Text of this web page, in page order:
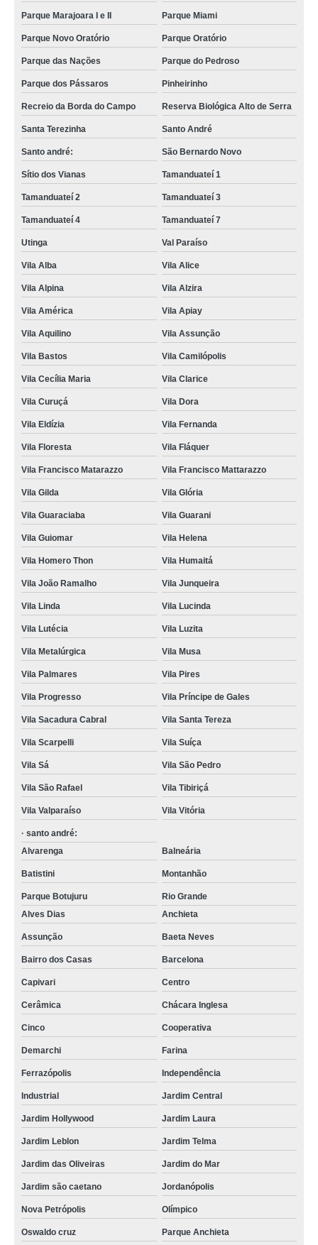
Parque Marajoara I e II Parque Miami
Parque Novo Oratório Parque Oratório
Parque das Nações Parque do Pedroso
Parque dos Pássaros Pinheirinho
Recreio da Borda do Campo Reserva Biológica Alto de Serra
Santa Terezinha Santo André
Santo andré: São Bernardo Novo
Sítio dos Vianas Tamanduateí 1
Tamanduateí 2 Tamanduateí 3
Tamanduateí 4 Tamanduateí 7
Utinga Val Paraíso
Vila Alba Vila Alice
Vila Alpina Vila Alzira
Vila América Vila Apiay
Vila Aquilino Vila Assunção
Vila Bastos Vila Camilópolis
Vila Cecília Maria Vila Clarice
Vila Curuçá Vila Dora
Vila Eldízia Vila Fernanda
Vila Floresta Vila Fláquer
Vila Francisco Matarazzo Vila Francisco Mattarazzo
Vila Gilda Vila Glória
Vila Guaraciaba Vila Guarani
Vila Guiomar Vila Helena
Vila Homero Thon Vila Humaitá
Vila João Ramalho Vila Junqueira
Vila Linda Vila Lucinda
Vila Lutécia Vila Luzita
Vila Metalúrgica Vila Musa
Vila Palmares Vila Pires
Vila Progresso Vila Príncipe de Gales
Vila Sacadura Cabral Vila Santa Tereza
Vila Scarpelli Vila Suíça
Vila Sá Vila São Pedro
Vila São Rafael Vila Tibiriçá
Vila Valparaíso Vila Vitória
· santo andré:
Alvarenga
Balneária
Batistini Montanhão
Parque Botujuru
Rio Grande
Alves Dias
Anchieta
Assunção Baeta Neves
Bairro dos Casas Barcelona
Capivari Centro
Cerâmica Chácara Inglesa
Cinco Cooperativa
Demarchi Farina
Ferrazópolis Independência
Industrial Jardim Central
Jardim Hollywood Jardim Laura
Jardim Leblon Jardim Telma
Jardim das Oliveiras Jardim do Mar
Jardim são caetano Jordanópolis
Nova Petrópolis Olímpico
Oswaldo cruz Parque Anchieta